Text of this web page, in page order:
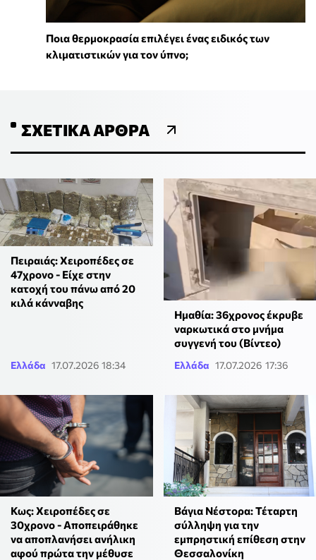
Ποια θερμοκρασία επιλέγει ένας ειδικός των
κλιματιστικών για τον ύπνο;
ΣΧΕΤΙΚΆ ΆΡΘΡΑ
Πειραιάς: Χειροπέδες σε
47χρονο - Είχε στην
κατοχή του πάνω από 20
κιλά κάνναβης
Ελλάδα 17.07.2026 18:34
Ημαθία: 36χρονος έκρυβε
ναρκωτικά στο μνήμα
συγγενή του (Βίντεο)
Ελλάδα 17.07.2026 17:36
Κως: Χειροπέδες σε
30χρονο - Αποπειράθηκε
να αποπλανήσει ανήλικη
αφού πρώτα την μέθυσε
Βάγια Νέστορα: Τέταρτη
σύλληψη για την
εμπρηστική επίθεση στην
Θεσσαλονίκη